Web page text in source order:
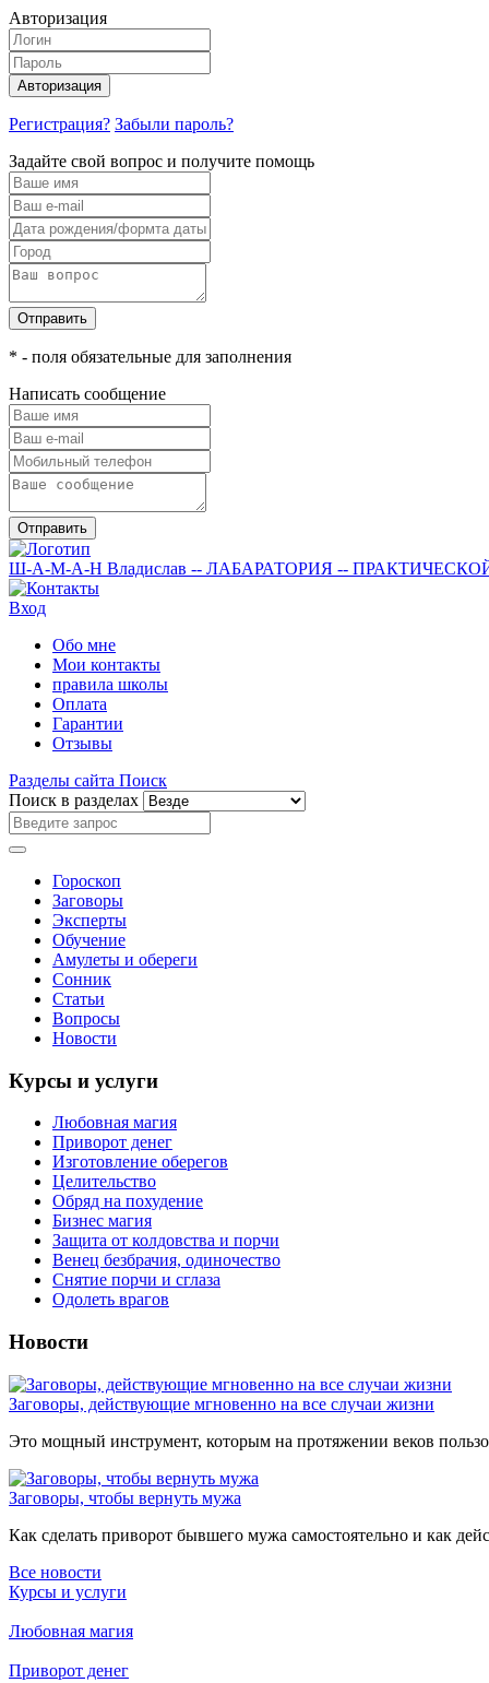
Авторизация
Авторизация
Регистрация? Забыли пароль?
Задайте свой вопрос и получите помощь
Отправить
* - поля обязательные для заполнения
Написать сообщение
Отправить
Ш-А-М-А-Н Владислав -- ЛАБАРАТОРИЯ --
Вход
Обо мне
Мои контакты
правила школы
Оплата
Гарантии
Отзывы
Разделы сайта Поиск
Поиск в разделах
Гороскоп
Заговоры
Эксперты
Обучение
Амулеты и обереги
Сонник
Статьи
Вопросы
Новости
Курсы и услуги
Любовная магия
Приворот денег
Изготовление оберегов
Целительство
Обряд на похудение
Бизнес магия
Защита от колдовства и порчи
Венец безбрачия, одиночество
Снятие порчи и сглаза
Одолеть врагов
Новости
Заговоры, действующие мгновенно на все случаи жизни
Это мощный инструмент, которым на протяжении веков
Заговоры, чтобы вернуть мужа
Как сделать приворот бывшего мужа самостоятельно и как
Все новости
Курсы и услуги
Любовная магия
Приворот денег